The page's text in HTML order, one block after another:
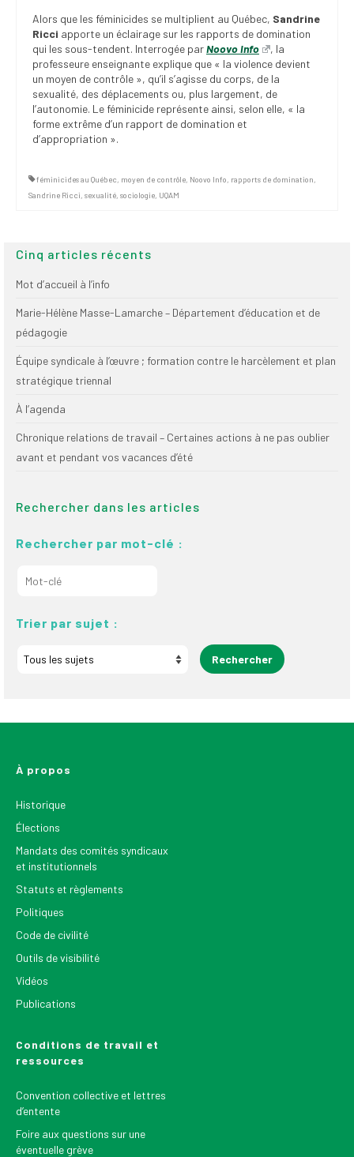
(FNEEQ)
Vignettes
Publications
Nouvelles du
SPPEUQAM
SPPEUQAM@ctualités
Alors que les féminicides se multiplient au Québec, Sandrine
Ricci apporte un éclairage sur les rapports de domination
qui les sous-tendent. Interrogée parNoovo Info
, la
professeure enseignante explique que « la violence devient
un moyen de contrôle », qu’il s’agisse du corps, de la
sexualité, des déplacements ou, plus largement, de
l’autonomie. Le féminicide représente ainsi, selon elle, « la
forme extrême d’un rapport de domination et
d’appropriation ».
féminicides au Québec, moyen de contrôle, Noovo Info, rapports de domination,
Sandrine Ricci, sexualité, sociologie, UQAM
Cinq articles récents
Mot d’accueil à l’info
Marie-Hélène Masse-Lamarche – Département d’éducation et de
pédagogie
Équipe syndicale à l’œuvre ; formation contre le harcèlement et plan
stratégique triennal
À l’agenda
Chronique relations de travail – Certaines actions à ne pas oublier
avant et pendant vos vacances d’été
Rechercher dans les articles
Rechercher par mot-clé :
Trier par sujet :
À propos
Historique
Élections
Mandats des comités syndicaux
et institutionnels
Statuts et règlements
Politiques
Code de civilité
Outils de visibilité
Vidéos
Publications
Conditions de travail et
ressources
Convention collective et lettres
d’entente
Foire aux questions sur une
éventuelle grève